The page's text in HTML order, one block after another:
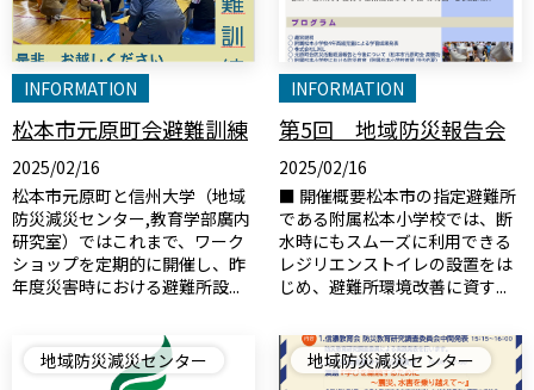
INFORMATION
松本市元原町会避難訓練
2025/02/16
松本市元原町と信州大学（地域
防災減災センター,教育学部廣内
研究室）ではこれまで、ワーク
ショップを定期的に開催し、昨
年度災害時における避難所設...
INFORMATION
第5回 地域防災報告会
2025/02/16
■ 開催概要松本市の指定避難所
である附属松本小学校では、断
水時にもスムーズに利用できる
レジリエンストイレの設置をは
じめ、避難所環境改善に資す...
地域防災減災センター 地域防災減災センター